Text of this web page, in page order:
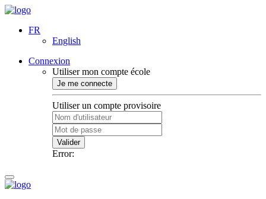
FR
English
Connexion
Utiliser mon compte école
Je me connecte
Utiliser un compte provisoire
Valider
Error: